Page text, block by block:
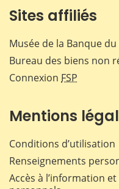
Sites affiliés
Musée de la Banque du
Bureau des biens non
Connexion FSP
Mentions
Conditions d’utilisation
Renseignements
Accès à l’information